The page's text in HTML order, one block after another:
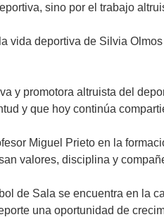
sino por el trabajo
vida deportiva de Silvia
y promotora altruista del
y que hoy continúa
Miguel Prieto en la
valores, disciplina y
de Sala se encuentra en la
una oportunidad de